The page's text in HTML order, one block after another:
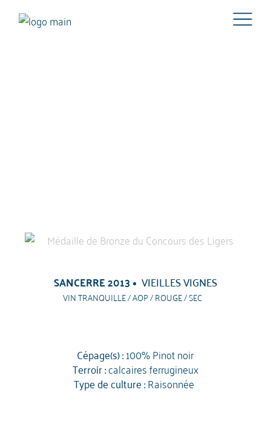
SANCERRE 2013 VIEILLES VIGNES
VIN TRANQUILLE / AOP / ROUGE / SEC
Cépage(s) :100% Pinot noir
Terroir :calcaires ferrugineux
Type de culture :Raisonnée